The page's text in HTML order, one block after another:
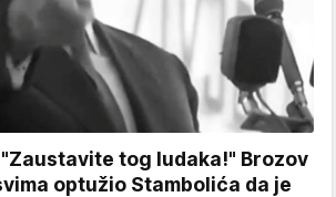
tog ludaka!" Brozov
optužio Stambolića da je